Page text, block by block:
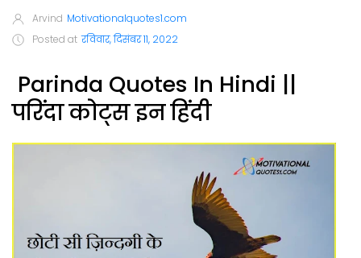
Arvind Motivationalquotes1.com
Posted at रविवार, दिसंबर 11, 2022
Parinda Quotes In Hindi ||
परिंदा कोट्स इन हिंदी